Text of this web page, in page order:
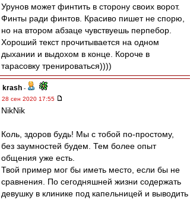
Урунов может финтить в сторону своих ворот.
Финты ради финтов. Красиво пишет не спорю,
но на втором абзаце чувствуешь перпебор.
Хороший текст прочитывается на одном
дыхании и выдохом в конце. Короче в
тарасовку тренироваться))))
krash -
28 сен 2020 17:55
NikNik
Коль, здоров будь! Мы с тобой по-простому,
без заумностей будем. Тем более опыт
общения уже есть.
Твой пример мог бы иметь место, если бы не
сравнения. По сегодняшней жизни содержать
девушку в клинике под капельницей и выводить